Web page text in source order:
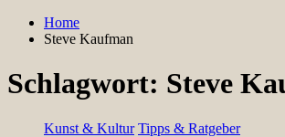
Home
Steve Kaufman
Schlagwort: Steve
Kunst & Kultur Tipps & Ratgeber